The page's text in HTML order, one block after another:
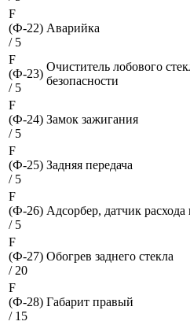
F
(Ф-22)
/ 5
Аварийка
F
(Ф-23)
/ 5
Очиститель лобового
безопасности
F
(Ф-24)
/ 5
Замок зажигания
F
(Ф-25)
/ 5
Задняя передача
F
(Ф-26)
/ 5
Адсорбер, датчик
F
(Ф-27)
/ 20
Обогрев заднего стекла
F
(Ф-28)
/ 15
Габарит правый